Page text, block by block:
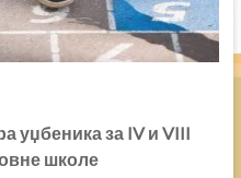
уџбеника за IV и VIII
школе